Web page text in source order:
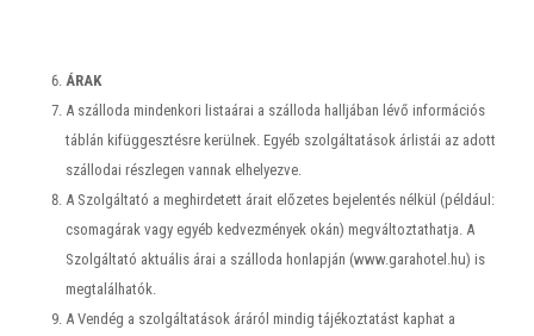
ÁRAK
A szálloda mindenkori listaárai a szálloda halljában lévő információs
táblán kifüggesztésre kerülnek. Egyéb szolgáltatások árlistái az adott
szállodai részlegen vannak elhelyezve.
A Szolgáltató a meghirdetett árait előzetes bejelentés nélkül (például:
csomagárak vagy egyéb kedvezmények okán) megváltoztathatja. A
Szolgáltató aktuális árai a szálloda honlapján (www.garahotel.hu) is
megtalálhatók.
A Vendég a szolgáltatások áráról mindig tájékoztatást kaphat a